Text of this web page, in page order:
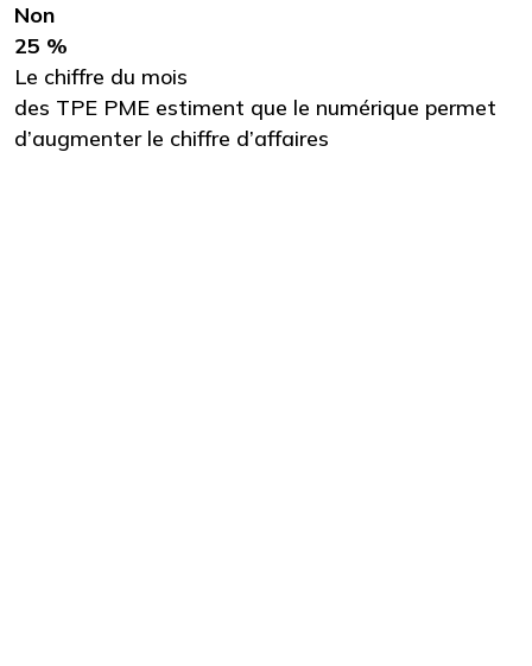
Non
25 %
Le chiffre du mois
des TPE PME estiment que le numérique permet
d’augmenter le chiffre d’affaires